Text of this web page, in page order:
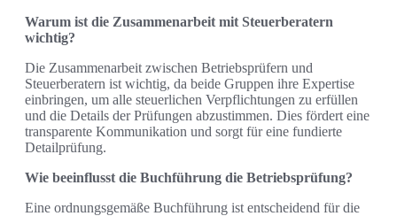
Warum ist die Zusammenarbeit mit Steuerberatern
wichtig?
Die Zusammenarbeit zwischen Betriebsprüfern und
Steuerberatern ist wichtig, da beide Gruppen ihre Expertise
einbringen, um alle steuerlichen Verpflichtungen zu erfüllen
und die Details der Prüfungen abzustimmen. Dies fördert eine
transparente Kommunikation und sorgt für eine fundierte
Detailprüfung.
Wie beeinflusst die Buchführung die Betriebsprüfung?
Eine ordnungsgemäße Buchführung ist entscheidend für die